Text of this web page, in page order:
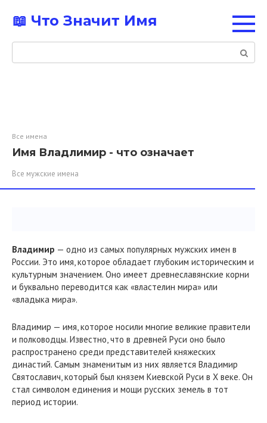
контенту
📖 Что Значит Имя
Поиск:
Все имена
Имя Владлимир - что означает
Все мужские имена
Владимир — одно из самых популярных мужских имен в
России. Это имя, которое обладает глубоким историческим и
культурным значением. Оно имеет древнеславянские корни
и буквально переводится как «властелин мира» или
«владыка мира».
Владимир — имя, которое носили многие великие правители
и полководцы. Известно, что в древней Руси оно было
распространено среди представителей княжеских
династий. Самым знаменитым из них является Владимир
Святославич, который был князем Киевской Руси в X веке. Он
стал символом единения и мощи русских земель в тот
период истории.